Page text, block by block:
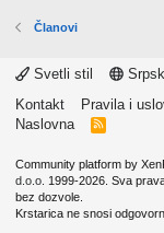
Članovi
Svetli stil
Kontakt
Pravila i
Naslovna
R
Community platform by
d.o.o. 1999-2026. Sva
bez dozvole.
Krstarica ne snosi